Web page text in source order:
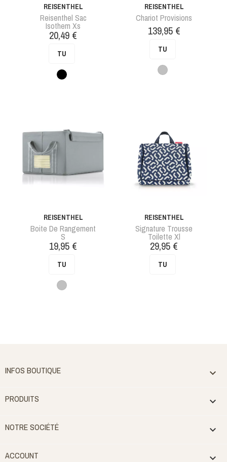
REISENTHEL
Reisenthel Sac
Isothem Xs
Prix
20,49 €
TU
Pois
REISENTHEL
Chariot Provisions
Prix
139,95 €
TU
Gris
REISENTHEL
Boite De Rangement
S
Prix
19,95 €
TU
Gris
REISENTHEL
Signature Trousse
Toilette Xl
Prix
29,95 €
TU
INFOS BOUTIQUE 
PRODUITS 
NOTRE SOCIÉTÉ 
ACCOUNT 